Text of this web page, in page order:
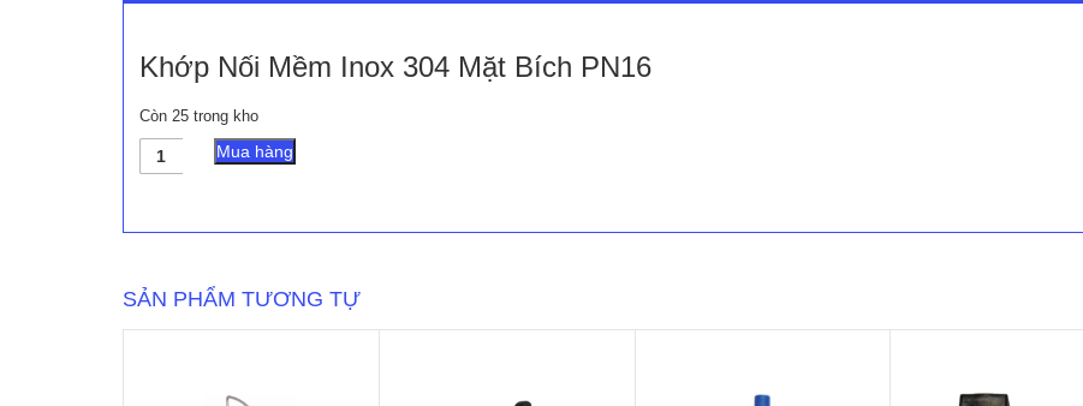
Khớp Nối Mềm Inox 304 Mặt Bích PN16
Còn 25 trong kho
Khớp
Nối
304
PN16
Mua hàng
SẢN PHẨM TƯƠNG TỰ